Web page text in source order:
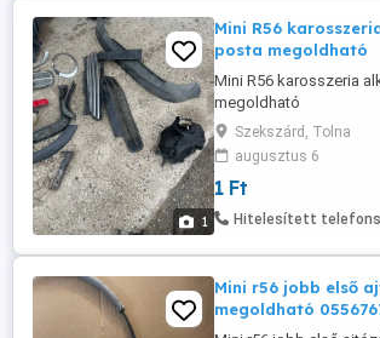
1
Mini R56
posta megoldható
Mini R56 karosszeria
megoldható
Szekszárd, Tolna
augusztus 6
1 Ft
Hitelesített
Mini r56 jobb első
megoldható